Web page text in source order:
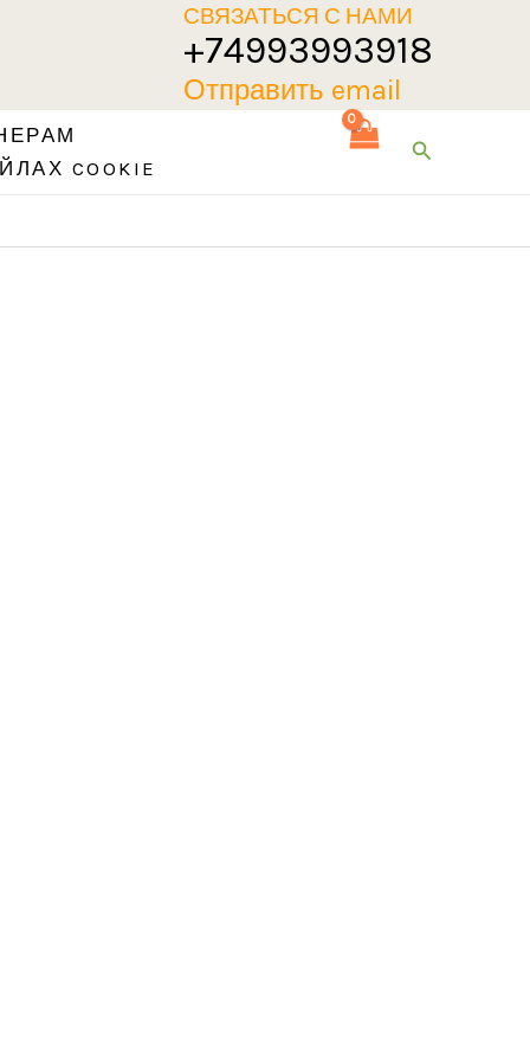
СВЯЗАТЬСЯ С НАМИ
+74993993918
Отправить email
COOKIE
Поиск